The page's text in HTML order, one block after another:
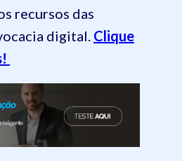
recursos das
digital. Clique